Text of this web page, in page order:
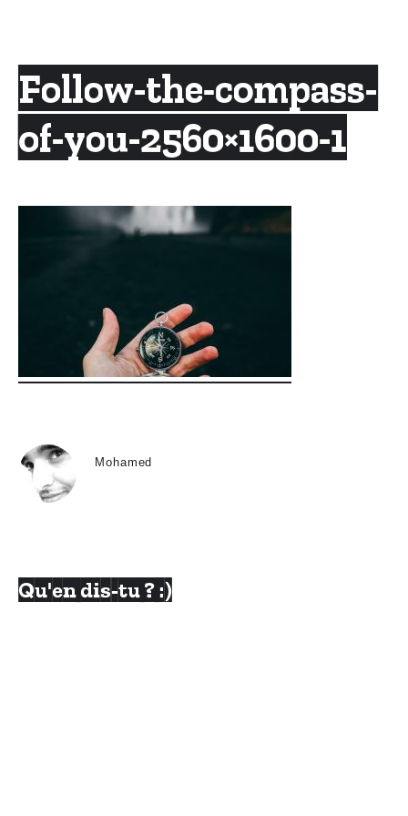
content
Follow-the-compass-
of-you-2560×1600-1
Mohamed
Qu'en dis-tu ? :)